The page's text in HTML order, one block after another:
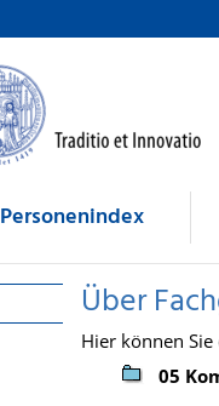
Personenindex
Über
Hier können
05